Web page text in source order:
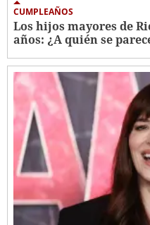
CUMPLEAÑOS
Los hijos mayores de
años: ¿A quién se